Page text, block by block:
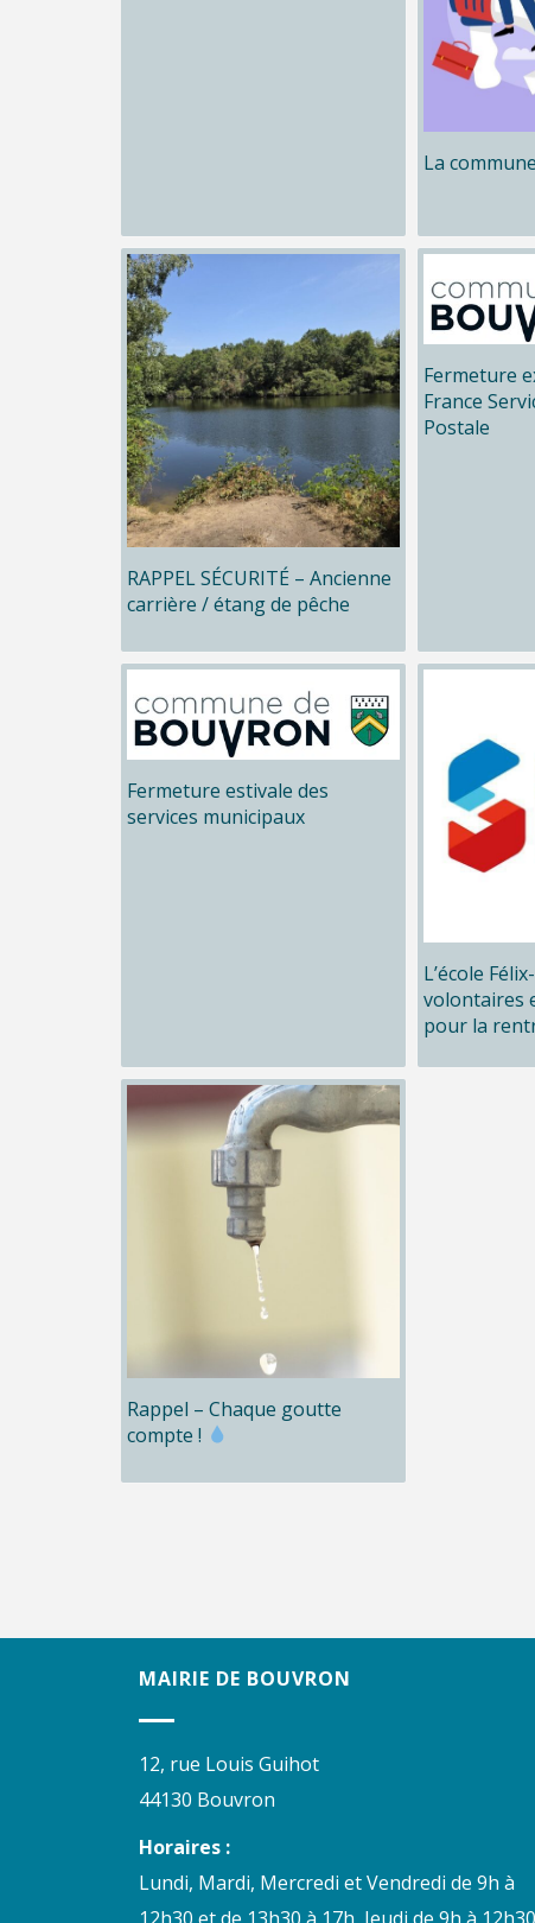
La
RAPPEL SÉCURITÉ – Ancienne
carrière / étang de pêche
Fermeture
France
Postale
Fermeture estivale des
services municipaux
L’école
volontaires
pour la
Rappel – Chaque goutte
compte !
MAIRIE DE BOUVRON
12, rue Louis Guihot
44130 Bouvron
Horaires :
Lundi, Mardi, Mercredi et Vendredi de 9h à